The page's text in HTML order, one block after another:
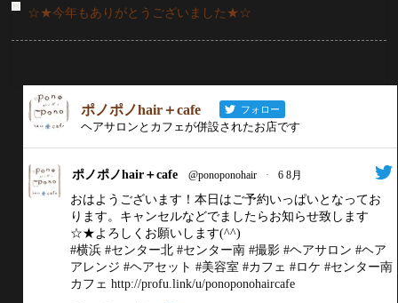
☆★今年もありがとうございました★☆
ポノポノhair＋cafe フォロー
ヘアサロンとカフェが併設されたお店です
ポノポノhair＋cafe @ponoponohair · 6 8月
おはようございます！本日はご予約いっぱいとなってお
ります。キャンセルなどでましたらお知らせ致します
☆★よろしくお願いします(^^)
#横浜 #センター北 #センター南 #撮影 #ヘアサロン #ヘア
アレンジ #ヘアセット #美容室 #カフェ #ロケ #センター南
カフェ http://profu.link/u/ponoponohaircafe